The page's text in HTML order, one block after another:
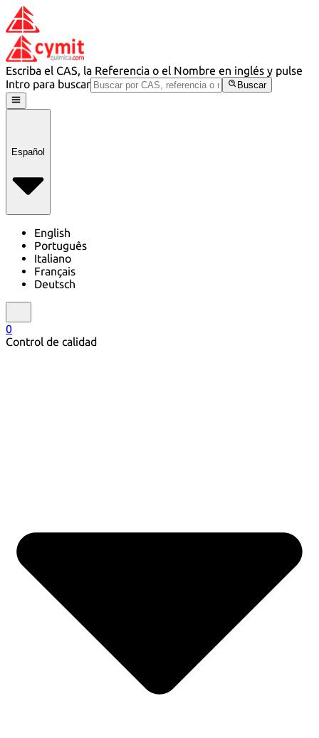
Escriba el CAS, la Referencia o el Nombre en inglés y pulse
Intro para buscar
Buscar
Español
English
Português
Italiano
Français
Deutsch
0
Control de calidad